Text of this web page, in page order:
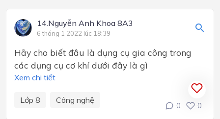
14.Nguyễn Anh Khoa 8A3
6 tháng 1 2022 lúc 18:39
Hãy cho biết đâu là dụng cụ gia công trong
các dụng cụ cơ khí dưới đây là gì
Xem chi tiết
Lớp 8 Công nghệ
0 0